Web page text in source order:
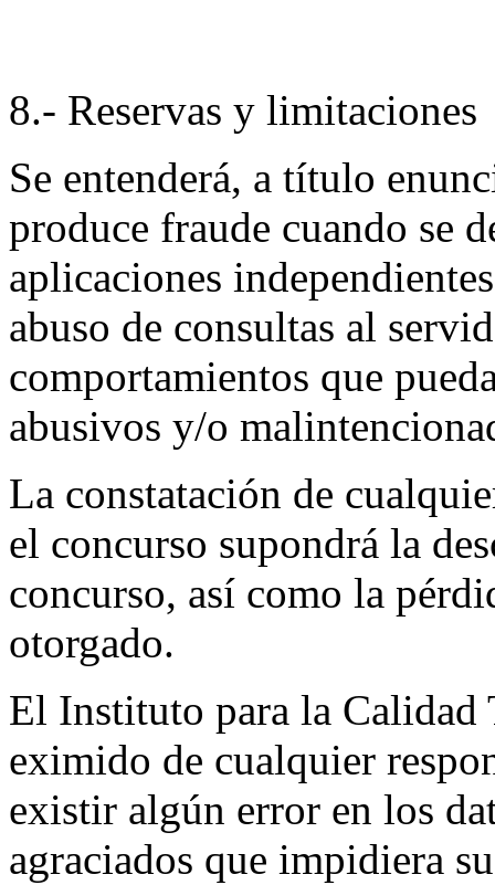
8.- Reservas y limitaciones
Se entenderá, a título
produce fraude cuando se
aplicaciones
abuso de consultas al
comportamientos que
abusivos y/o
La constatación de
el concurso supondrá la
concurso, así como la
otorgado.
El Instituto para la Calidad
eximido de cualquier
existir algún error en los
agraciados que impidiera